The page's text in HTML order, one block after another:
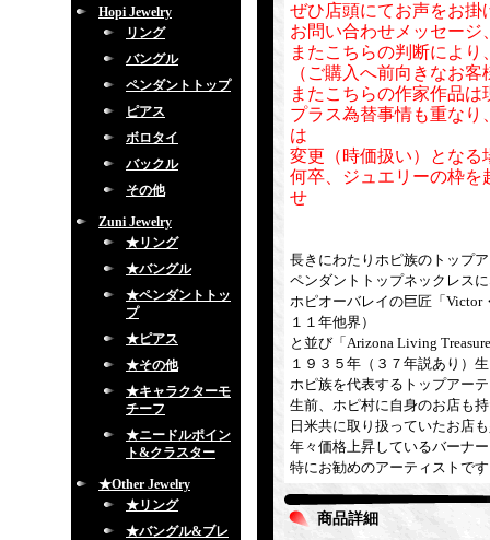
Hopi Jewelry
リング
バングル
ペンダントトップ
ピアス
ボロタイ
バックル
その他
Zuni Jewelry
★リング
★バングル
★ペンダントトッ
プ
★ピアス
★その他
★キャラクターモ
チーフ
★ニードルポイン
ト&クラスター
★Other Jewelry
★リング
★バングル&ブレ
ぜひ店頭にてお声をお掛
お問い合わせメッセー
またこちらの判断によ
（ご購入へ前向きなお
またこちらの作家作品
プラス為替事情も重な
は
変更（時価扱い）となる
何卒、ジュエリーの枠を
せ
長きにわたりホピ族のトップ
ペンダントトップネックレス
ホピオーバレイの巨匠「Victor
１１年他界）
と並び「Arizona Living
１９３５年（３７年説あり）
ホピ族を代表するトップアー
生前、ホピ村に自身のお店も
日米共に取り扱っていたお店
年々価格上昇しているバーナ
特にお勧めのアーティストで
商品詳細